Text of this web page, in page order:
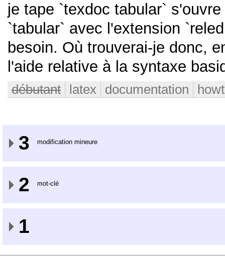
je tape `texdoc tabular`
`tabular` avec l'extension
besoin. Où trouverai-je donc,
l'aide relative à la syntaxe
débutant latex documentation
3 modification mineure
2 mot-clé
1